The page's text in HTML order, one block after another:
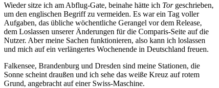
Wieder sitze ich am Abflug-Gate, beinahe hätte ich Torgeschrieben,
um den englischen Begriff zu vermeiden. Es war ein Tag voller
Aufgaben, das übliche wöchentliche Gerangel vor dem Release,
dem Loslassen unserer Änderungen für die Comparis-Seite auf die
Nutzer. Aber meine Sachen funktionieren, also kann ich loslassen
und mich auf ein verlängertes Wochenende in Deutschland freuen.
Falkensee, Brandenburg und Dresden sind meine Stationen, die
Sonne scheint draußen und ich sehe das weiße Kreuz auf rotem
Grund, angebracht auf einer Swiss-Maschine.